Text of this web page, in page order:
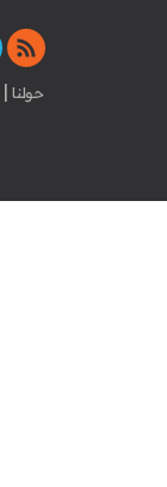
حولنا |